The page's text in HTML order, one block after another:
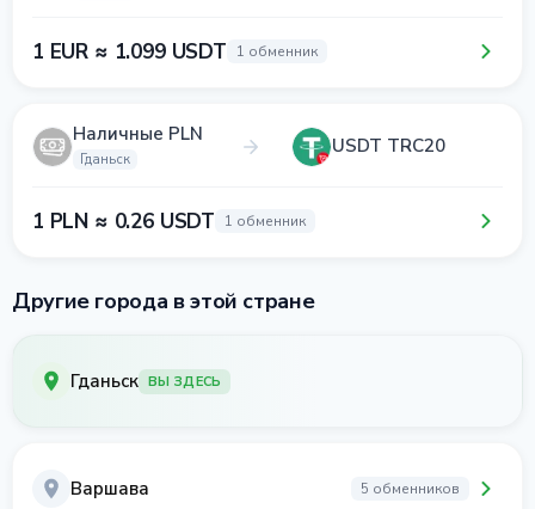
1 EUR ≈ 1.099 USDT 1 обменник
Наличные PLN
Гданьск
USDT TRC20
1 PLN ≈ 0.26 USDT 1 обменник
Другие города в этой стране
Гданьск ВЫ ЗДЕСЬ
Варшава 5 обменников